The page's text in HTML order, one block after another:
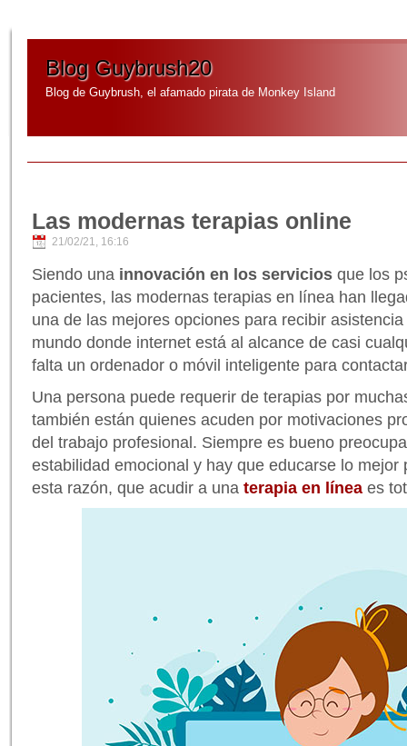
Blog Guybrush20
Blog de Guybrush, el afamado pirata de Monkey Island
Las modernas terapias online
21/02/21, 16:16
Siendo una innovación en los servicios que los
pacientes, las modernas terapias en línea han
una de las mejores opciones para recibir
mundo donde internet está al alcance de casi
falta un ordenador o móvil inteligente para
Una persona puede requerir de terapias por
también están quienes acuden por motivaciones
del trabajo profesional. Siempre es bueno
estabilidad emocional y hay que educarse lo mejor
esta razón, que acudir a una terapia en línea es